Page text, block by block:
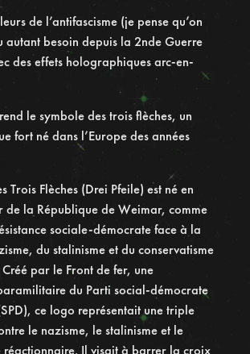
de l’antifascisme (je pense qu’on
autant besoin depuis la 2nde Guerre
des effets holographiques arc-en-
le symbole des trois flèches, un
fort né dans l’Europe des années
Trois Flèches (Drei Pfeile) est né en
de la République de Weimar, comme
sociale-démocrate face à la
du stalinisme et du conservatisme
par le Front de fer, une
du Parti social-démocrate
ce logo représentait une triple
le nazisme, le stalinisme et le